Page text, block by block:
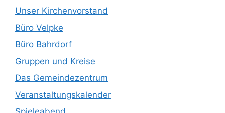
Unser Kirchenvorstand
Büro Velpke
Büro Bahrdorf
Gruppen und Kreise
Das Gemeindezentrum
Veranstaltungskalender